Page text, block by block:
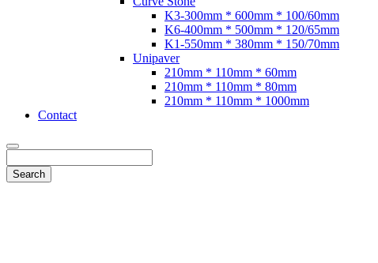
K3-300mm * 600mm * 100/60mm
K6-400mm * 500mm * 120/65mm
K1-550mm * 380mm * 150/70mm
Unipaver
210mm * 110mm * 60mm
210mm * 110mm * 80mm
210mm * 110mm * 1000mm
Contact